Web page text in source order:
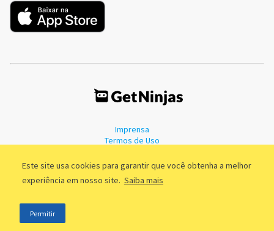
Este site usa cookies para garantir que você obtenha a melhor
experiência em nosso site. Saiba mais
Permitir
Imprensa
Termos de Uso
©2011 - 2026, GetNinjas LTDA. CNPJ 55.744.877/0001-89 - Rua Dr.
Fernandes Coelho, 85 - 3º andar - São Paulo/SP - Brasil